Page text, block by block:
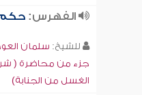
الفهرس:حكم
للشيخ: سلمان
جزء من محاضرة ( شرح
الغسل من الجنابة)